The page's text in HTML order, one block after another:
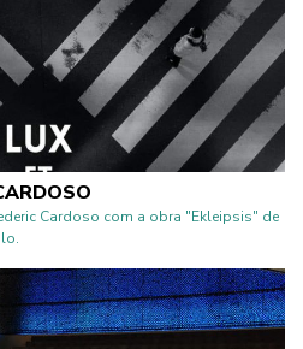
Cardoso com a obra "Ekleipsis" de